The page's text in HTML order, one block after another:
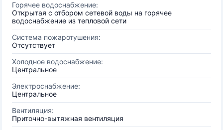
Горячее водоснабжение:
Открытая с отбором сетевой воды на горячее
водоснабжение из тепловой сети
Система пожаротушения:
Отсутствует
Холодное водоснабжение:
Центральное
Электроснабжение:
Центральное
Вентиляция:
Приточно-вытяжная вентиляция